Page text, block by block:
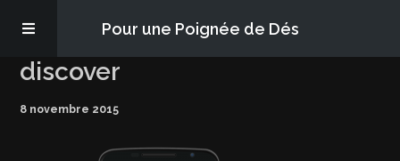
Pour une Poignée de Dés
Les épisodes
discover
8 novembre 2015